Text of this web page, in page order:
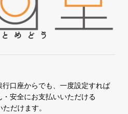
口座からでも、一度設定すれば
安全にお支払いいただける
だけます。